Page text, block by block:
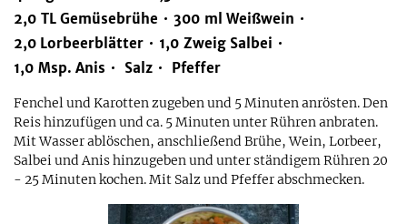
2,0 TL Gemüsebrühe 300 ml Weißwein
2,0 Lorbeerblätter 1,0 Zweig Salbei
1,0 Msp. Anis Salz Pfeffer
Fenchel und Karotten zugeben und 5 Minuten anrösten. Den
Reis hinzufügen und ca. 5 Minuten unter Rühren anbraten.
Mit Wasser ablöschen, anschließend Brühe, Wein, Lorbeer,
Salbei und Anis hinzugeben und unter ständigem Rühren 20
- 25 Minuten kochen. Mit Salz und Pfeffer abschmecken.